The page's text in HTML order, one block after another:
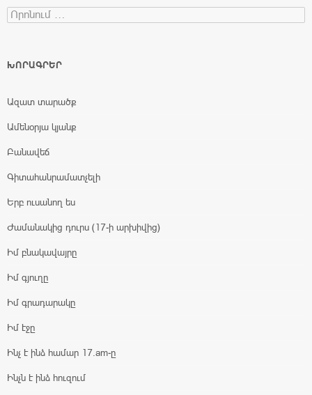
Search for:
ԽՈՐԱԳՐԵՐ
Ազատ տարածք
Ամենօրյա կյանք
Բանավեճ
Գիտահանրամատչելի
Երբ ուսանող ես
Ժամանակից դուրս (17-ի արխիվից)
Իմ բնակավայրը
Իմ գյուղը
Իմ գրադարակը
Իմ էջը
Ինչ է ինձ համար 17.am-ը
Ինչն է ինձ հուզում